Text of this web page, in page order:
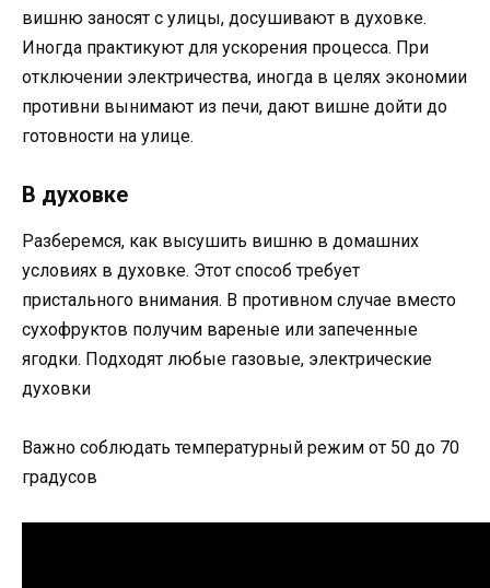
вишню заносят с улицы, досушивают в духовке.
Иногда практикуют для ускорения процесса. При
отключении электричества, иногда в целях экономии
противни вынимают из печи, дают вишне дойти до
готовности на улице.
В духовке
Разберемся, как высушить вишню в домашних
условиях в духовке. Этот способ требует
пристального внимания. В противном случае вместо
сухофруктов получим вареные или запеченные
ягодки. Подходят любые газовые, электрические
духовки
Важно соблюдать температурный режим от 50 до 70
градусов